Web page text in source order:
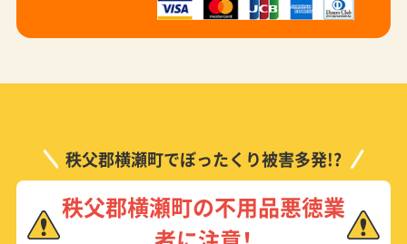
秩父郡横瀬町でぼったくり被害多発!?
秩父郡横瀬町の不用品悪徳業